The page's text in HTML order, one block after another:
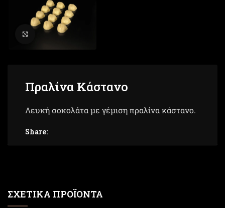
Click to enlarge
Πραλίνα Κάστανο
Λευκή σοκολάτα με γέμιση πραλίνα κάστανο.
Share:
ΣΧΕΤΙΚΆ ΠΡΟΪΌΝΤΑ